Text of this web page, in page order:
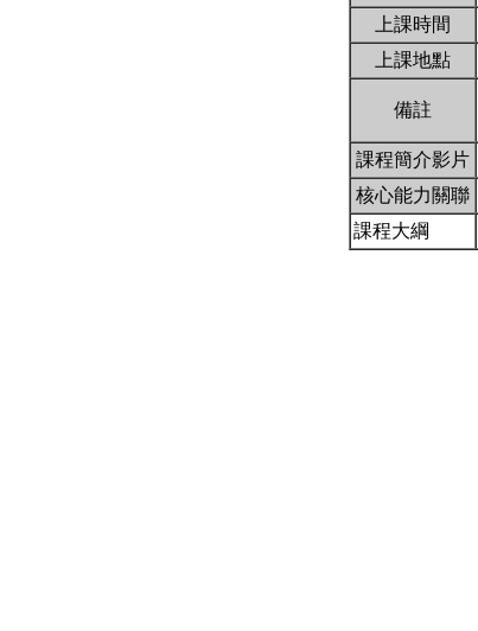
上課時間
上課地點
備註
課程簡介影片
核心能力關聯
課程大綱